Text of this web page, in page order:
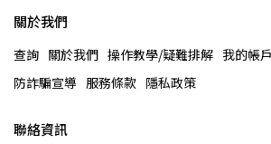
關於我們
查詢 關於我們 操作教學/疑難排解 我的帳戶
防詐騙宣導 服務條款 隱私政策
聯絡資訊